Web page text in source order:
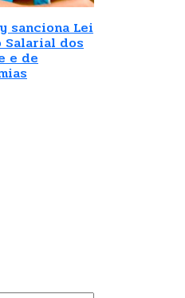
sanciona Lei
Salarial dos
e de